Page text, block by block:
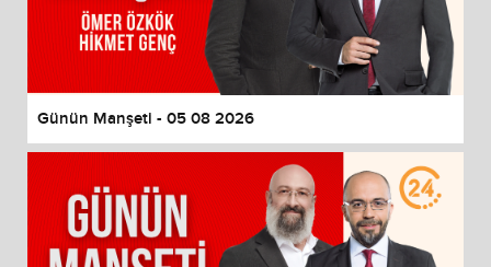
Günün Manşeti - 05 08 2026